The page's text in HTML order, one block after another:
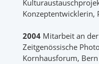
Konzeptentwicklerin,
2004 Mitarbeit an
Zeitgenössische
Kornhausforum, Bern